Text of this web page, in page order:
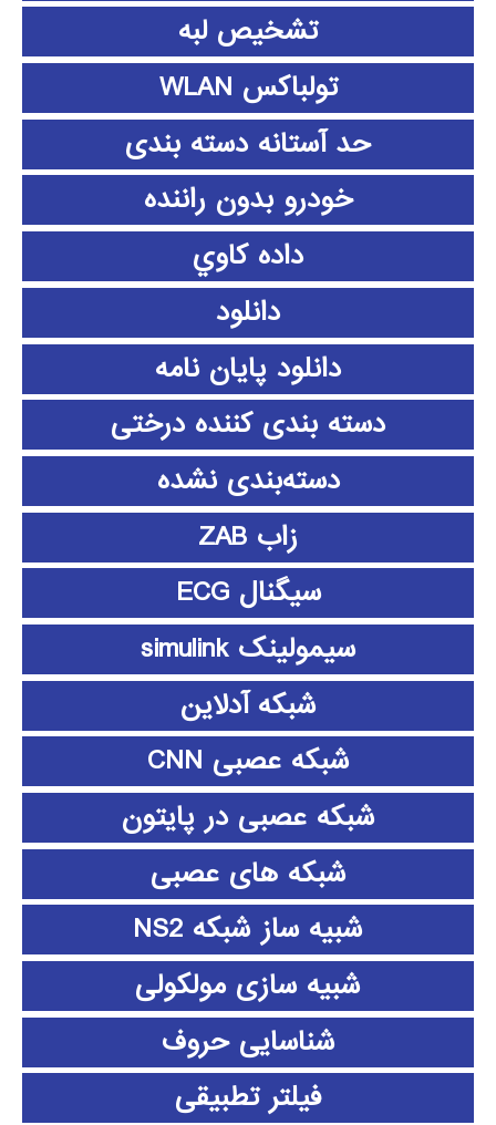
تشخیص لبه
تولباکس WLAN
حد آستانه دسته بندی
خودرو بدون راننده
داده كاوي
دانلود
دانلود پايان نامه
دسته بندی کننده درختی
دسته‌بندی نشده
زاب ZAB
سیگنال ECG
سیمولینک simulink
شبکه آدلاین
شبکه عصبی CNN
شبکه عصبی در پایتون
شبکه های عصبی
شبیه ساز شبکه NS2
شبیه سازی مولکولی
شناسایی حروف
فیلتر تطبیقی